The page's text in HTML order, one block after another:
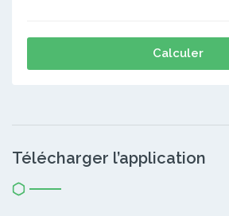
Calculer
Télécharger l’application